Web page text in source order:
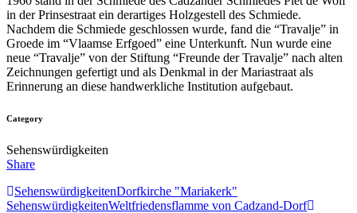
in der Prinsestraat ein derartiges Holzgestell des Schmiede.
Nachdem die Schmiede geschlossen wurde, fand die “Travalje” in
Groede im “Vlaamse Erfgoed” eine Unterkunft. Nun wurde eine
neue “Travalje” von der Stiftung “Freunde der Travalje” nach alten
Zeichnungen gefertigt und als Denkmal in der Mariastraat als
Erinnerung an diese handwerkliche Institution aufgebaut.
Category
Sehenswürdigkeiten
Share
SehenswürdigkeitenDorfkirche "Mariakerk"
SehenswürdigkeitenWeltfriedensflamme von Cadzand-Dorf